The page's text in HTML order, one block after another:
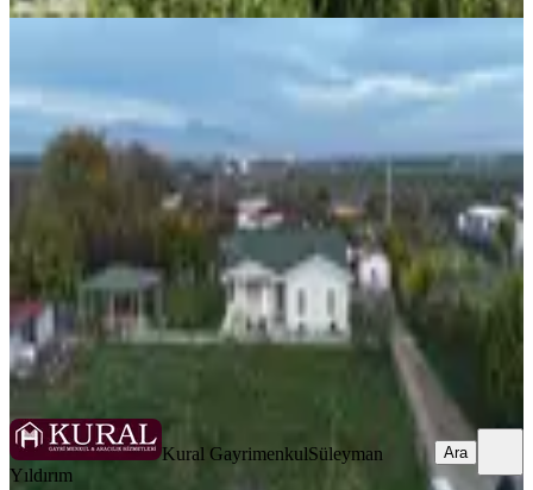
2+1 Bahçeli Ev Kamelya Depo
Menderes İzmir
İzmir, Menderes
2+1· 501 m²·04.12.2025
25.000 ₺
Kural GayrimenkulSüleyman Yıldırım
Kural GayrimenkulSüleyman
Yıldırım
Ara